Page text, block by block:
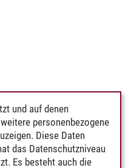
und auf denen
personenbezogene
Diese Daten
das Datenschutzniveau
Es besteht auch die